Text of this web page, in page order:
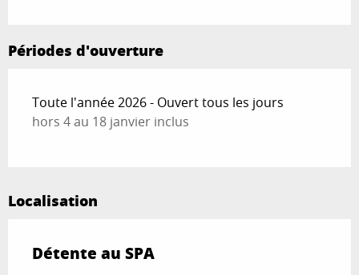
Périodes d'ouverture
Toute l'année 2026 - Ouvert tous les jours
hors 4 au 18 janvier inclus
Localisation
Détente au SPA